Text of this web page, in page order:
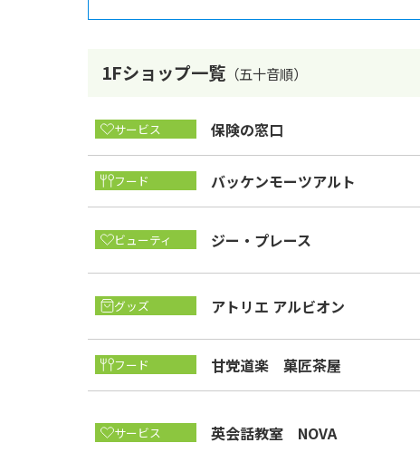
1Fショップ一覧 （五十音順）
サービス 保険の窓口
フード バッケンモーツアルト
ビューティ ジー・プレース
グッズ アトリエ アルビオン
フード 甘党道楽 菓匠茶屋
サービス 英会話教室 NOVA